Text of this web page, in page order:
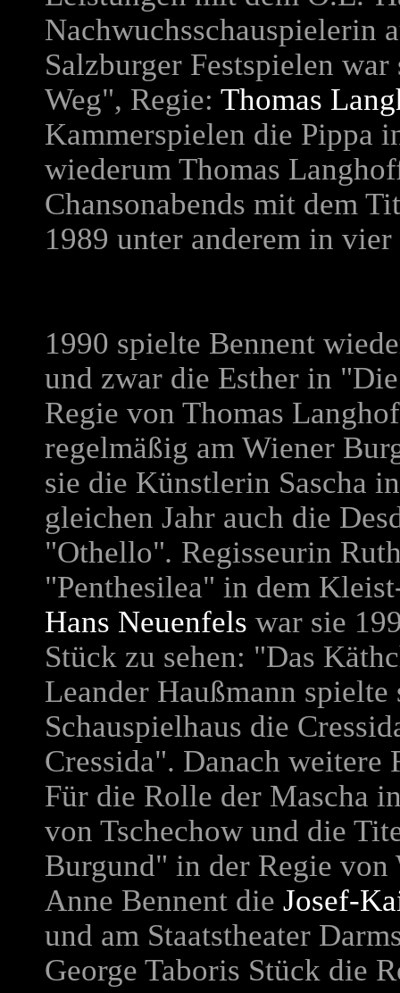
Nachwuchsschauspielerin
Salzburger Festspielen
Weg", Regie: Thomas
Kammerspielen die Pippa
wiederum Thomas
Chansonabends mit dem
1989 unter anderem in
1990 spielte Bennent
und zwar die Esther in
Regie von Thomas
regelmäßig am Wiener
sie die Künstlerin Sascha
gleichen Jahr auch die
"Othello". Regisseurin
"Penthesilea" in dem
Hans Neuenfels war sie
Stück zu sehen: "Das
Leander Haußmann
Schauspielhaus die
Cressida". Danach weitere
Für die Rolle der Mascha
von Tschechow und die
Burgund" in der Regie
Anne Bennent die Josef-
und am Staatstheater
George Taboris Stück die